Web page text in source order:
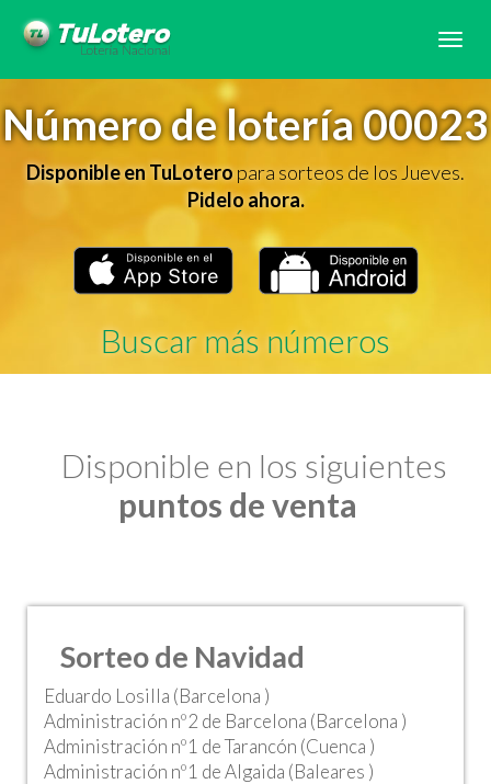
Número de lotería 00023
Disponible en TuLoteropara sorteos de los Jueves.
Pidelo ahora.
Buscar más números
Disponible en los siguientes
puntos de venta
Sorteo de Navidad
Eduardo Losilla (Barcelona )
Administración nº2 de Barcelona (Barcelona )
Administración nº1 de Tarancón (Cuenca )
Administración nº1 de Algaida (Baleares )